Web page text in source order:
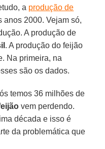
a produção de
anos 2000. Vejam só,
A produção de
. A produção do feijão
Na primeira, na
são os dados.
temos 36 milhões de
vem perdendo.
década e isso é
da problemática que